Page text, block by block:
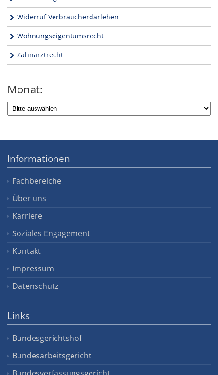
Widerruf Verbraucherdarlehen
Wohnungseigentumsrecht
Zahnarztrecht
Monat:
Informationen
Fachbereiche
Über uns
Karriere
Soziales Engagement
Kontakt
Impressum
Datenschutz
Links
Bundesgerichtshof
Bundesarbeitsgericht